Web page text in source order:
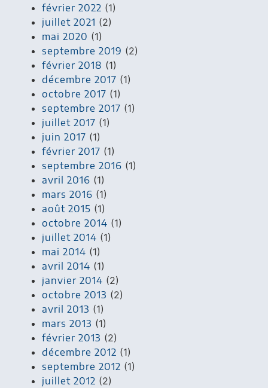
février 2022 (1)
juillet 2021 (2)
mai 2020 (1)
septembre 2019 (2)
février 2018 (1)
décembre 2017 (1)
octobre 2017 (1)
septembre 2017 (1)
juillet 2017 (1)
juin 2017 (1)
février 2017 (1)
septembre 2016 (1)
avril 2016 (1)
mars 2016 (1)
août 2015 (1)
octobre 2014 (1)
juillet 2014 (1)
mai 2014 (1)
avril 2014 (1)
janvier 2014 (2)
octobre 2013 (2)
avril 2013 (1)
mars 2013 (1)
février 2013 (2)
décembre 2012 (1)
septembre 2012 (1)
juillet 2012 (2)